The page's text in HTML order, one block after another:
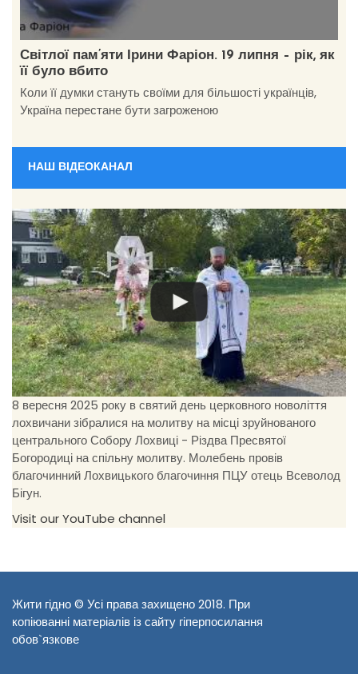
Світлої пам’яти Ірини Фаріон. 19 липня – рік, як
її було вбито
Коли її думки стануть своїми для більшості українців,
Україна перестане бути загроженою
НАШ ВІДЕОКАНАЛ
8 вересня 2025 року в святий день церковного новоліття
лохвичани зібралися на молитву на місці зруйнованого
центрального Собору Лохвиці - Різдва Пресвятої
Богородиці на спільну молитву. Молебень провів
благочинний Лохвицького благочиння ПЦУ отець Всеволод
Бігун.
Visit our YouTube channel
Жити гідно © Усі права захищено 2018. При
копіюванні матеріалів із сайту гіперпосилання
обов`язкове